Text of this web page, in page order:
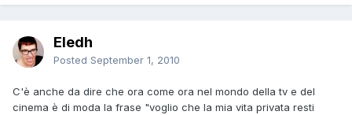
Eledh
Posted September 1, 2010
C'è anche da dire che ora come ora nel mondo della tv e del
cinema è di moda la frase "voglio che la mia vita privata resti